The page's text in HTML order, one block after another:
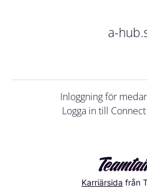
a-
Inloggning för
Logga in till Connect
Karriärsida från